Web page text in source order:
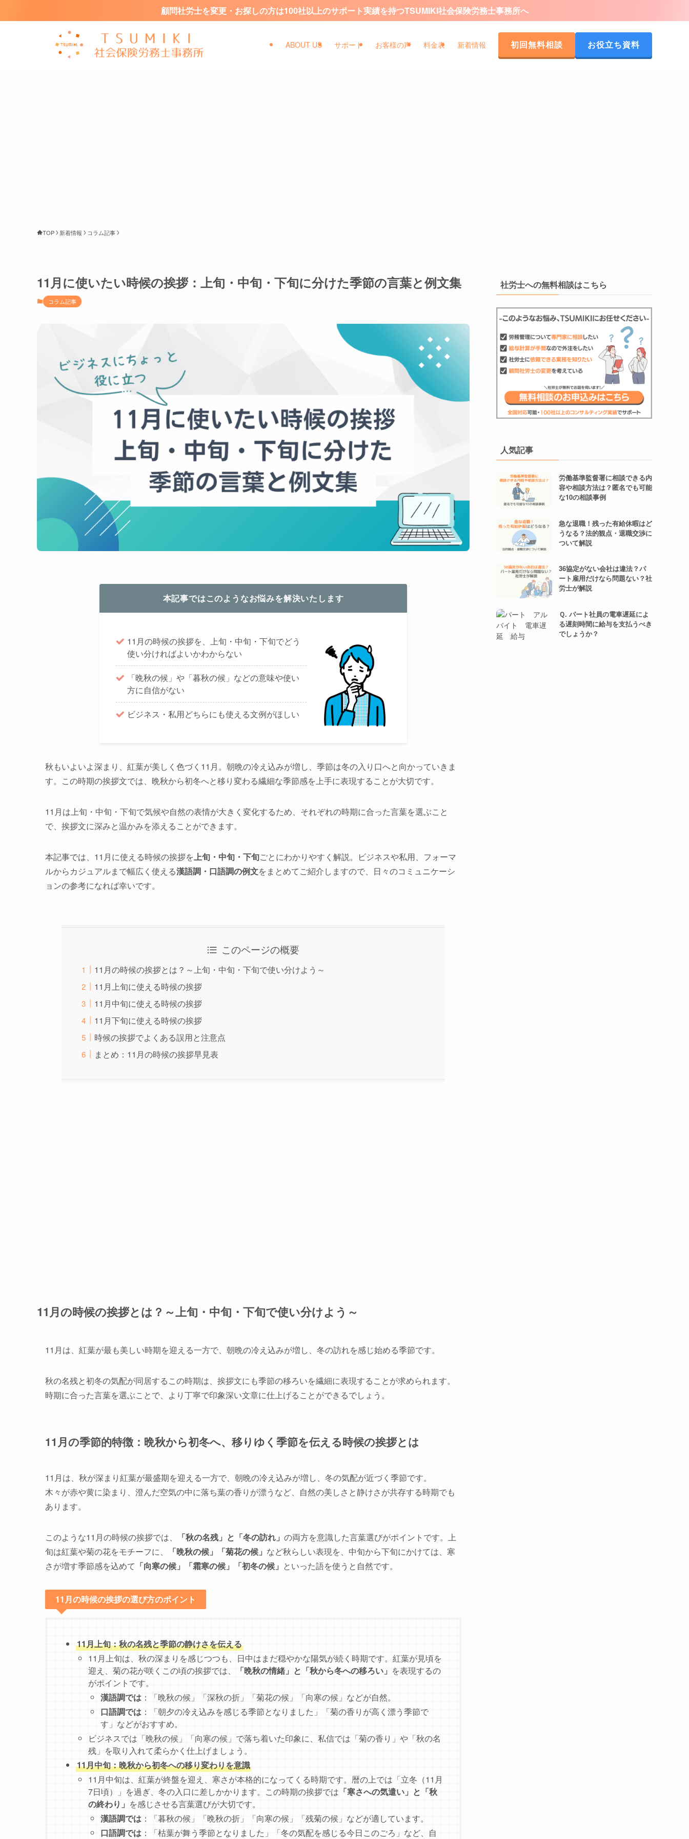
顧問社労士を変更・お探しの方は100社以上のサポート実績を持つTSUMIKI社会保険労務士事務所へ
ABOUT US サポート お客様の声 料金表 新着情報 初回無料相談 お役立ち資料
TOP 新着情報 コラム記事
11月に使いたい時候の挨拶：上旬・中旬・下旬に分けた季節の言葉と例文集
コラム記事
本記事ではこのようなお悩みを解決いたします
11月の時候の挨拶を、上旬・中旬・下旬でどう
使い分ければよいかわからない
「晩秋の候」や「暮秋の候」などの意味や使い
方に自信がない
ビジネス・私用どちらにも使える文例がほしい
秋もいよいよ深まり、紅葉が美しく色づく11月。朝晩の冷え込みが増し、季節は冬の入り口へと向かっていきま
す。この時期の挨拶文では、晩秋から初冬へと移り変わる繊細な季節感を上手に表現することが大切です。
11月は上旬・中旬・下旬で気候や自然の表情が大きく変化するため、それぞれの時期に合った言葉を選ぶこと
で、挨拶文に深みと温かみを添えることができます。
本記事では、11月に使える時候の挨拶を 上旬・中旬・下旬ごとにわかりやすく解説。ビジネスや私用、フォーマ
ルからカジュアルまで幅広く使える漢語調・口語調の例文をまとめてご紹介しますので、日々のコミュニケーシ
ョンの参考になれば幸いです。
このページの概要
11月の時候の挨拶とは？～上旬・中旬・下旬で使い分けよう～
11月上旬に使える時候の挨拶
11月中旬に使える時候の挨拶
11月下旬に使える時候の挨拶
時候の挨拶でよくある誤用と注意点
まとめ：11月の時候の挨拶早見表
11月の時候の挨拶とは？～上旬・中旬・下旬で使い分けよう～
11月は、紅葉が最も美しい時期を迎える一方で、朝晩の冷え込みが増し、冬の訪れを感じ始める季節です。
秋の名残と初冬の気配が同居するこの時期は、挨拶文にも季節の移ろいを繊細に表現することが求められます。
時期に合った言葉を選ぶことで、より丁寧で印象深い文章に仕上げることができるでしょう。
11月の季節的特徴：晩秋から初冬へ、移りゆく季節を伝える時候の挨拶とは
11月は、秋が深まり紅葉が最盛期を迎える一方で、朝晩の冷え込みが増し、冬の気配が近づく季節です。
木々が赤や黄に染まり、澄んだ空気の中に落ち葉の香りが漂うなど、自然の美しさと静けさが共存する時期でも
あります。
このような11月の時候の挨拶では、 「秋の名残」と「冬の訪れ」 の両方を意識した言葉選びがポイントです。上
旬は紅葉や菊の花をモチーフに、
「晩秋の候」「菊花の候」 など秋らしい表現を、中旬から下旬にかけては、寒
さが増す季節感を込めて 「向寒の候」「霜寒の候」「初冬の候」 といった語を使うと自然です。
11月の時候の挨拶の選び方のポイント
11月上旬：秋の名残と季節の静けさを伝える
11月上旬は、秋の深まりを感じつつも、日中はまだ穏やかな陽気が続く時期です。紅葉が見頃を
迎え、菊の花が咲くこの頃の挨拶では、
「晩秋の情緒」と「秋から冬への移ろい」 を表現するの
がポイントです。
漢語調では ：「晩秋の候」「深秋の折」「菊花の候」「向寒の候」などが自然。
口語調では ：「朝夕の冷え込みを感じる季節となりました」「菊の香りが高く漂う季節で
す」などがおすすめ。
ビジネスでは「晩秋の候」「向寒の候」で落ち着いた印象に、私信では「菊の香り」や「秋の名
残」を取り入れて柔らかく仕上げましょう。
11月中旬：晩秋から初冬への移り変わりを意識
11月中旬は、紅葉が終盤を迎え、寒さが本格的になってくる時期です。暦の上では「立冬（11月
7日頃）」を過ぎ、冬の入口に差しかかります。この時期の挨拶では 「寒さへの気遣い」と「秋
の終わり」 を感じさせる言葉選びが大切です。
漢語調では ：「暮秋の候」「晩秋の折」「向寒の候」「残菊の候」などが適しています。
口語調では ：「枯葉が舞う季節となりました」「冬の気配を感じる今日このごろ」など、自
社労士への無料相談はこちら
人気記事
労働基準監督署に相談できる内
容や相談方法は？匿名でも可能
な10の相談事例
急な退職！残った有給休暇はど
うなる？法的観点・退職交渉に
ついて解説
36協定がない会社は違法？パ
ート雇用だけなら問題ない？社
労士が解説
Ｑ. パート社員の電車遅延によ
る遅刻時間に給与を支払うべき
でしょうか？